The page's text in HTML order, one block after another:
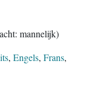
mannelijk)
, Engels, Frans,